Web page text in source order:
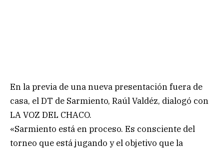
En la previa de una nueva presentación fuera de
casa, el DT de Sarmiento, Raúl Valdéz, dialogó con
LA VOZ DEL CHACO.
«Sarmiento está en proceso. Es consciente del
torneo que está jugando y el objetivo que la